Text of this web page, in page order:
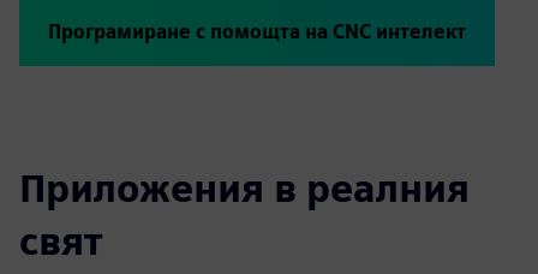
Програмиране с помощта на CNC интелект
Приложения в реалния
свят